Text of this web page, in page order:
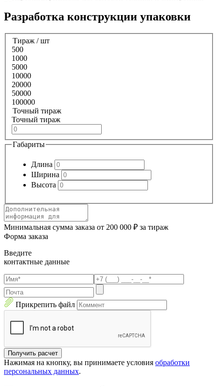
Разработка конструкции упаковки
Тираж / шт
500
1000
5000
10000
20000
50000
100000
Точный тираж
Точный тираж
Габариты
Длина
Ширина
Высота
Минимальная сумма заказа от 200 000 ₽ за тираж
Форма заказа
Введите
контактные данные
Прикрепить файл
Получить расчет
Нажимая на кнопку, вы принимаете условия обработки
персональных данных.